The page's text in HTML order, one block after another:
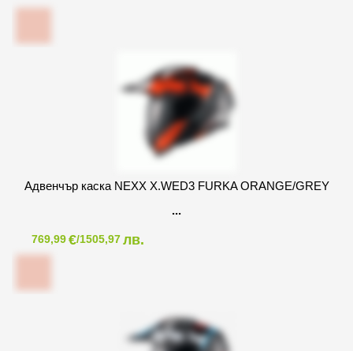
Адвенчър каска NEXX X.WED3 FURKA ORANGE/GREY
769,99€/1505,97лв.